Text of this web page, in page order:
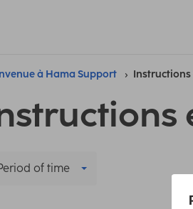
à Hama Support
of time